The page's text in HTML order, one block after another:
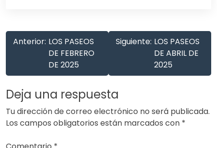
Anterior: LOS PASEOS
DE FEBRERO
DE 2025
Siguiente: LOS PASEOS
DE ABRIL DE
2025
Deja una respuesta
Tu dirección de correo electrónico no será publicada.
Los campos obligatorios están marcados con *